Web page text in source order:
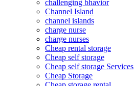
challenging bhavior
Channel Island
channel islands
charge nurse
charge nurses
Cheap rental storage
Cheap self storage
Cheap self storage Services
Cheap Storage